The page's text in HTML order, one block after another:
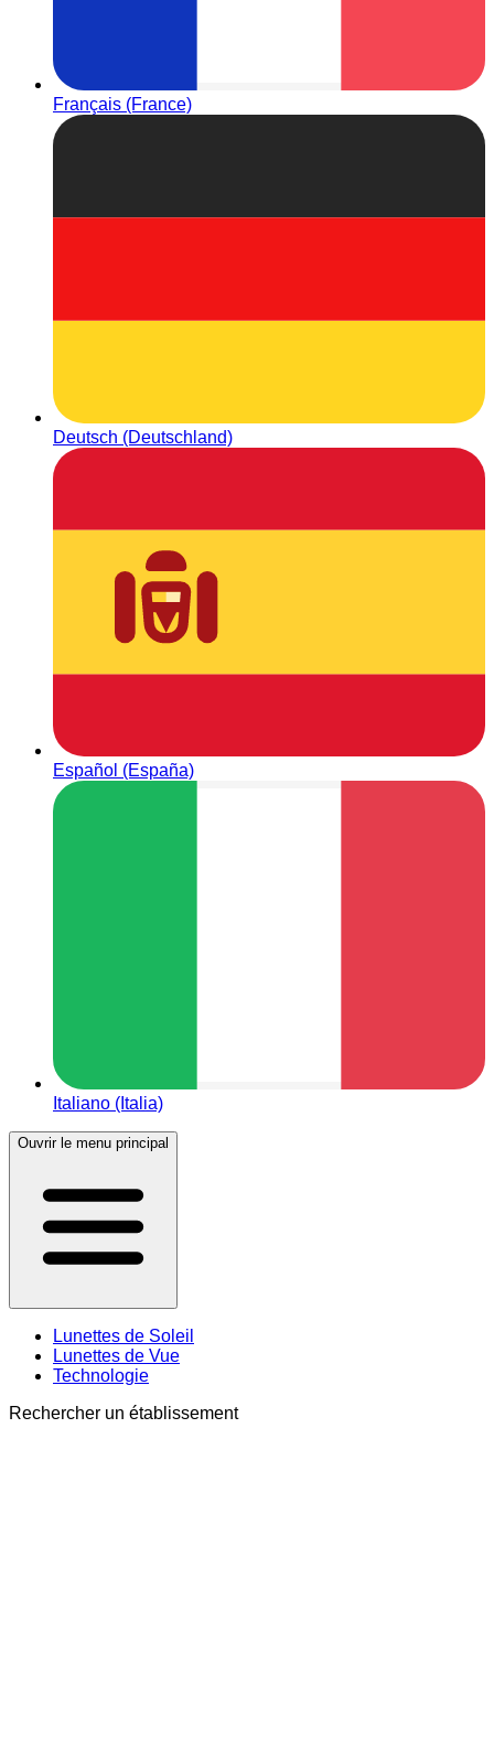
Français (France)
Deutsch (Deutschland)
Español (España)
Italiano (Italia)
Ouvrir le menu principal
Lunettes de Soleil
Lunettes de Vue
Technologie
Rechercher un établissement